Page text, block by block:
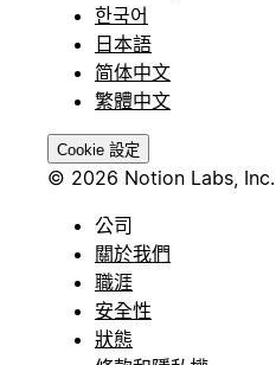
한국어
日本語
简体中文
繁體中文
Cookie 設定
© 2026 Notion Labs, Inc.
公司
關於我們
職涯
安全性
狀態